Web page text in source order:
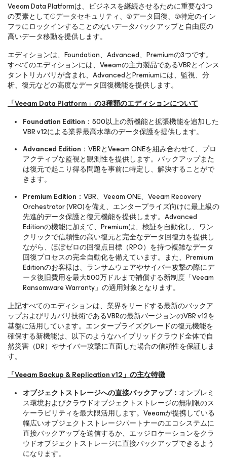
Veeam Data Platformは、ビジネスを継続させるために重要な3つ
の要素として①データセキュリティ、②データ回復、③特定のイン
フラにロックインすることのないデータバックアップと自由度の
高いデータ移動を提供します。
エディションは、Foundation、Advanced、Premiumの3つです。
すべてのエディションには、Veeamの主力製品であるVBRとインス
タントリカバリが含まれ、AdvancedとPremiumには、監視、分
析、復元などの高度なデータ回復機能を提供します。
「Veeam Data Platform」の3種類のエディションについて
Foundation Edition ：500以上の新機能と拡張機能を追加した
VBR v12による業界最高水準のデータ保護を提供します。
Advanced Edition ：VBRとVeeam ONEを組み合わせて、プロ
アクティブな監視と観測性を提供します。バックアップまた
は復元で起こり得る問題を事前に特定し、解決することがで
きます。
Premium Edition ：VBR、Veeam ONE、Veeam Recovery
Orchestrator (VRO)を備え、エンタープライズ向けに最上級の
先進的データ保護と復元機能を提供します。Advanced
Editionの機能に加えて、Premiumは、検証を自動化し、ワン
クリックで信頼性の高い復元と完全なデータ回復力を提供し
ながら、ほぼゼロの回復点目標（RPO）を持つ複雑なデータ
回復プロセスの完全自動化を備えています。また、Premium
Editionのお客様は、ランサムウェアやサイバー攻撃の際にデ
ータ復旧費用を最大500万ドルまで補償する新制度「Veeam
Ransomware Warranty」の適用対象となります。
上記すべてのエディションは、業界をリードする最新のバックア
ップおよびリカバリ技術であるVBRの最新バージョンのVBR v12を
基盤に活用しています。エンタープライズグレードの復元機能を
確保する新機能は、以下のようなハイブリッドクラウド全体で自
然災害（DR）やサイバー攻撃に直面した場合の信頼性を保証しま
す。
「Veeam Backup & Replication v12」の主な特徴
オブジェクトストレージへの直接バックアップ： オンプレミ
ス環境およびクラウドオブジェクトストレージの無制限のス
ケーラビリティを最大限活用します。Veeamが提携している
幅広いオブジェクトストレージパートナーのエコシステムに
直接バックアップを送信するか、エッジロケーションをクラ
ウドオブジェクトストレージに直接バックアップできるよう
になります。